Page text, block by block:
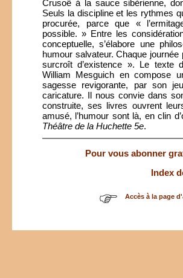
Crusoë à la sauce sibérienne,
Seuls la discipline et les rythmes
procurée, parce que «
possible. » Entre les
conceptuelle, s’élabore une
humour salvateur. Chaque
surcroît d’existence ». Le texte
William Mesguich en compose
sagesse revigorante, par son
caricature. Il nous convie dans
construite, ses livres ouvrent
amusé, l’humour sont là, en clin
Théâtre de la Huchette 5e.
Pour vous abonner
Index
Accès à la page